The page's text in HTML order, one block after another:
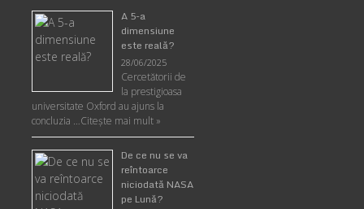
A 5-a
dimensiune
este reală?
28/06/2025
Cercetătorii de
la prestigioasa
universitate Oxford au ajuns la
concluzia …Citește mai mult »
De ce nu se va
reîntoarce
niciodată NASA
pe Lună?